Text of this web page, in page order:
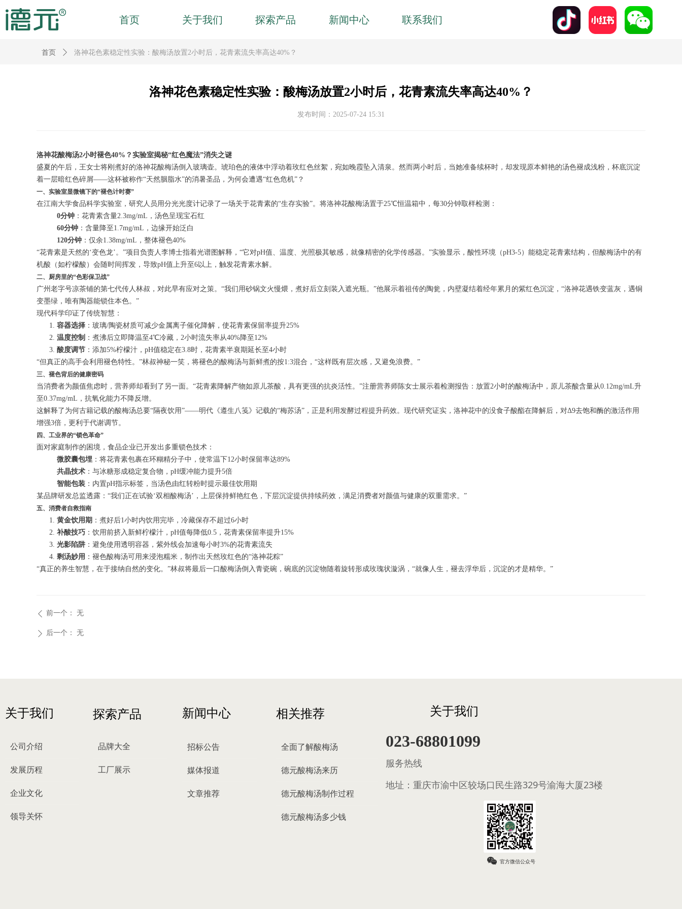
首页 关于我们 探索产品 新闻中心 联系我们
首页 ꄲ 洛神花色素稳定性实验：酸梅汤放置2小时后，花青素流失率高达40%？
洛神花色素稳定性实验：酸梅汤放置2小时后，花青素流失率高达40%？
洛神花酸梅汤2小时褪色40%？实验室揭秘“红色魔法”消失之谜
盛夏的午后，王女士将刚煮好的洛神花酸梅汤倒入玻璃壶。琥珀色的液体中浮动着玫红色丝絮，宛如晚霞坠入清泉。然而两小时后，当她准备续杯时，却发现原本鲜艳的汤色褪成浅粉，杯底沉淀
着一层暗红色碎屑——这杯被称作“天然胭脂水”的消暑圣品，为何会遭遇“红色危机”？
一、实验室显微镜下的“褪色计时赛”
在江南大学食品科学实验室，研究人员用分光光度计记录了一场关于花青素的“生存实验”。将洛神花酸梅汤置于25℃恒温箱中，每30分钟取样检测：
0分钟 ：花青素含量2.3mg/mL，汤色呈现宝石红
60分钟 ：含量降至1.7mg/mL，边缘开始泛白
120分钟 ：仅余1.38mg/mL，整体褪色40%
“花青素是天然的‘变色龙’。”项目负责人李博士指着光谱图解释，“它对pH值、温度、光照极其敏感，就像精密的化学传感器。”实验显示，酸性环境（pH3-5）能稳定花青素结构，但酸梅汤中的有
机酸（如柠檬酸）会随时间挥发，导致pH值上升至6以上，触发花青素水解。
二、厨房里的“色彩保卫战”
广州老字号凉茶铺的第七代传人林叔，对此早有应对之策。“我们用砂锅文火慢煨，煮好后立刻装入遮光瓶。”他展示着祖传的陶瓮，内壁凝结着经年累月的紫红色沉淀，“洛神花遇铁变蓝灰，遇铜
变墨绿，唯有陶器能锁住本色。”
现代科学印证了传统智慧：
容器选择 ：玻璃/陶瓷材质可减少金属离子催化降解，使花青素保留率提升25%
温度控制 ：煮沸后立即降温至4℃冷藏，2小时流失率从40%降至12%
酸度调节 ：添加5%柠檬汁，pH值稳定在3.8时，花青素半衰期延长至4小时
“但真正的高手会利用褪色特性。”林叔神秘一笑，将褪色的酸梅汤与新鲜煮的按1:3混合，“这样既有层次感，又避免浪费。”
三、褪色背后的健康密码
当消费者为颜值焦虑时，营养师却看到了另一面。“花青素降解产物如原儿茶酸，具有更强的抗炎活性。”注册营养师陈女士展示着检测报告：放置2小时的酸梅汤中，原儿茶酸含量从0.12mg/mL升
至0.37mg/mL，抗氧化能力不降反增。
这解释了为何古籍记载的酸梅汤总要“隔夜饮用”——明代《遵生八笺》记载的“梅苏汤”，正是利用发酵过程提升药效。现代研究证实，洛神花中的没食子酸酯在降解后，对Δ9去饱和酶的激活作用
增强3倍，更利于代谢调节。
四、工业界的“锁色革命”
面对家庭制作的困境，食品企业已开发出多重锁色技术：
微胶囊包埋 ：将花青素包裹在环糊精分子中，使常温下12小时保留率达89%
共晶技术 ：与冰糖形成稳定复合物，pH缓冲能力提升5倍
智能包装 ：内置pH指示标签，当汤色由红转粉时提示最佳饮用期
某品牌研发总监透露：“我们正在试验‘双相酸梅汤’，上层保持鲜艳红色，下层沉淀提供持续药效，满足消费者对颜值与健康的双重需求。”
五、消费者自救指南
黄金饮用期 ：煮好后1小时内饮用完毕，冷藏保存不超过6小时
补酸技巧 ：饮用前挤入新鲜柠檬汁，pH值每降低0.5，花青素保留率提升15%
光影陷阱 ：避免使用透明容器，紫外线会加速每小时3%的花青素流失
剩汤妙用 ：褪色酸梅汤可用来浸泡糯米，制作出天然玫红色的“洛神花粽”
“真正的养生智慧，在于接纳自然的变化。”林叔将最后一口酸梅汤倒入青瓷碗，碗底的沉淀物随着旋转形成玫瑰状漩涡，“就像人生，褪去浮华后，沉淀的才是精华。”
ꄴ 前一个： 无
ꄲ 后一个： 无
发布时间： 2025-07-24 15:31
关于我们
公司介绍
发展历程
企业文化
领导关怀
探索产品
品牌大全
工厂展示
招标公告
媒体报道
文章推荐
新闻中心 关于我们
023-68801099
服务热线
地址： 重庆市渝中区较场口民生路329号渝海大厦23楼
官方微信公众号
相关推荐
全面了解酸梅汤
德元酸梅汤来历
德元酸梅汤制作过程
德元酸梅汤多少钱